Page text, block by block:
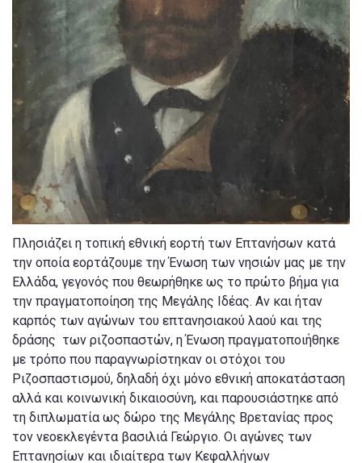
Πλησιάζει η τοπική εθνική εορτή των Επτανήσων κατά
την οποία εορτάζουμε την Ένωση των νησιών μας με την
Ελλάδα, γεγονός που θεωρήθηκε ως το πρώτο βήμα για
την πραγματοποίηση της Μεγάλης Ιδέας. Αν και ήταν
καρπός των αγώνων του επτανησιακού λαού και της
δράσης των ριζοσπαστών, η Ένωση πραγματοποιήθηκε
με τρόπο που παραγνωρίστηκαν οι στόχοι του
Ριζοσπαστισμού, δηλαδή όχι μόνο εθνική αποκατάσταση
αλλά και κοινωνική δικαιοσύνη, και παρουσιάστηκε από
τη διπλωματία ως δώρο της Μεγάλης Βρετανίας προς
τον νεοεκλεγέντα βασιλιά Γεώργιο. Οι αγώνες των
Επτανησίων και ιδιαίτερα των Κεφαλλήνων